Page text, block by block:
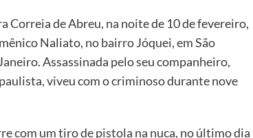
Correia de Abreu, na noite de 10 de fevereiro,
Naliato, no bairro Jóquei, em São
Assassinada pelo seu companheiro,
viveu com o criminoso durante nove
com um tiro de pistola na nuca, no último dia